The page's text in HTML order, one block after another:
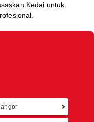
Kedai untuk